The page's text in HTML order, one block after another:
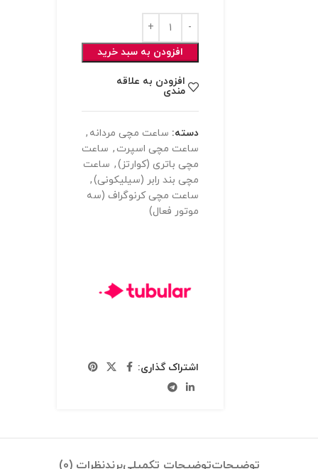
افزودن به سبد خرید
افزودن به علاقه
مندی
دسته: ساعت مچی مردانه ,
ساعت مچی اسپرت , ساعت
مچی باتری (کوارتز), ساعت
مچی بند رابر (سیلیکونی),
ساعت مچی کرنوگراف (سه
موتور فعال)
اشتراک گذاری:
توضیحاتتوضیحات تکمیلیبرندنظرات (0)